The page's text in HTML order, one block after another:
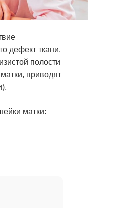
дефект ткани.
полости
приводят
матки: